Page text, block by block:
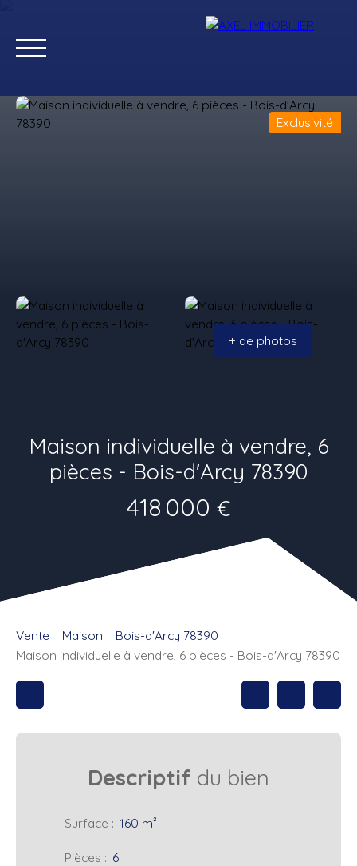
Exclusivité
+ de photos
Maison individuelle à vendre, 6
pièces - Bois-d'Arcy 78390
418 000 €
Vente Maison
Bois-d'Arcy 78390
Maison individuelle à vendre, 6 pièces - Bois-d'Arcy 78390
Descriptif du bien
Surface : 160 m²
Pièces : 6